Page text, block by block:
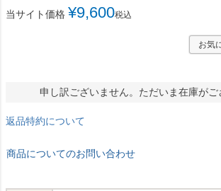
当サイト価格 ¥9,600税込
お気
申し訳ございません。ただいま在庫がご
返品特約について
商品についてのお問い合わせ